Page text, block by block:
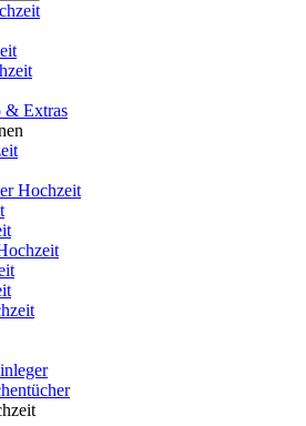
& Extras
Hochzeit